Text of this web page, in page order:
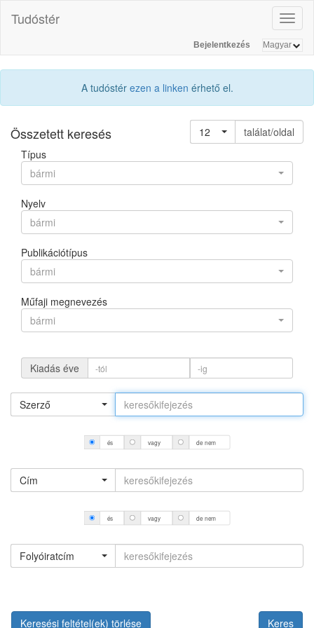
Tudóstér
Bejelentkezés
A tudóstér ezen a linken érhető el.
Összetett keresés 12
találat/oldal
Típus
bármi
Nyelv
bármi
Publikációtípus
bármi
Műfaji megnevezés
bármi
Kiadás éve
Szerző
és vagy de nem
Cím
és vagy de nem
Folyóiratcím
Keresési feltétel(ek) törlése